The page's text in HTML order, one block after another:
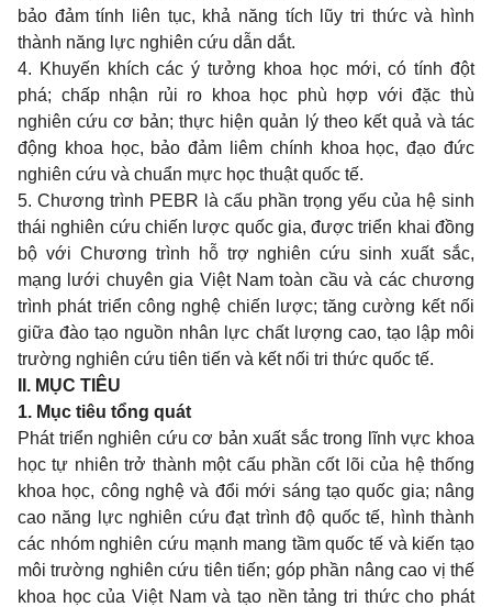
bảo đảm tính liên tục, khả năng tích lũy tri thức và hình
thành năng lực nghiên cứu dẫn dắt.
4. Khuyến khích các ý tưởng khoa học mới, có tính đột
phá; chấp nhận rủi ro khoa học phù hợp với đặc thù
nghiên cứu cơ bản; thực hiện quản lý theo kết quả và tác
động khoa học, bảo đảm liêm chính khoa học, đạo đức
nghiên cứu và chuẩn mực học thuật quốc tế.
5. Chương trình PEBR là cấu phần trọng yếu của hệ sinh
thái nghiên cứu chiến lược quốc gia, được triển khai đồng
bộ với Chương trình hỗ trợ nghiên cứu sinh xuất sắc,
mạng lưới chuyên gia Việt Nam toàn cầu và các chương
trình phát triển công nghệ chiến lược; tăng cường kết nối
giữa đào tạo nguồn nhân lực chất lượng cao, tạo lập môi
trường nghiên cứu tiên tiến và kết nối tri thức quốc tế.
II. MỤC TIÊU
1. Mục tiêu tổng quát
Phát triển nghiên cứu cơ bản xuất sắc trong lĩnh vực khoa
học tự nhiên trở thành một cấu phần cốt lõi của hệ thống
khoa học, công nghệ và đổi mới sáng tạo quốc gia; nâng
cao năng lực nghiên cứu đạt trình độ quốc tế, hình thành
các nhóm nghiên cứu mạnh mang tầm quốc tế và kiến tạo
môi trường nghiên cứu tiên tiến; góp phần nâng cao vị thế
khoa học của Việt Nam và tạo nền tảng tri thức cho phát